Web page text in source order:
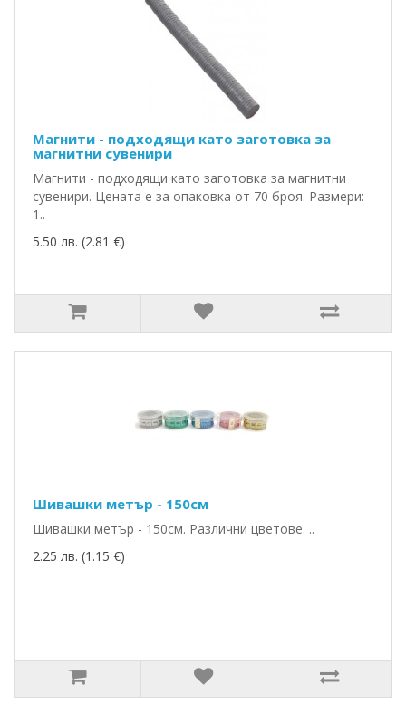
Магнити - подходящи като заготовка за
магнитни сувенири
Магнити - подходящи като заготовка за магнитни
сувенири. Цената е за опаковка от 70 броя. Размери:
1..
5.50 лв. (2.81 €)
Шивашки метър - 150см
Шивашки метър - 150см. Различни цветове. ..
2.25 лв. (1.15 €)